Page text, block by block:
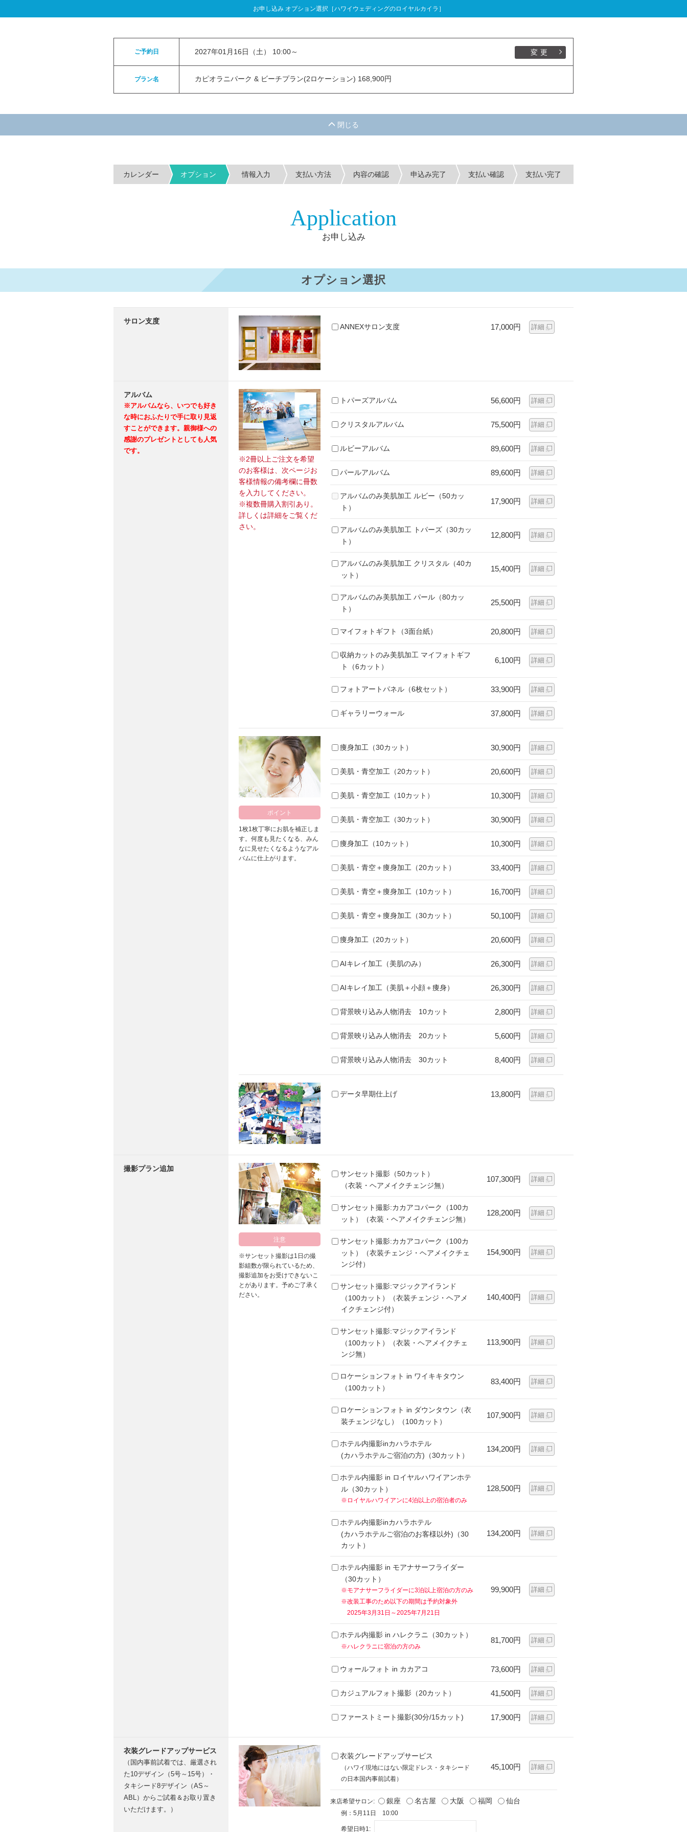
お申し込み オプション選択
お申し込み オプション選択［ハワイウェディングのロイヤルカイラ］
ご予約日 2027年01月16日（土） 10:00～ 変更
プラン名 カピオラニパーク & ビーチプラン(2ロケーション) 168,900円
カレンダー オプション 情報入力 支払い方法 内容の確認 申込み完了 支払い確認 支払い完了
Application
お申し込み
オプション選択
サロン支度
ANNEXサロン支度 17,000円 詳細
アルバム
※アルバムなら、いつでも好き
な時におふたりで手に取り見返
すことができます。親御様への
感謝のプレゼントとしても人気
です。
※2冊以上ご注文を希望
のお客様は、次ページお
客様情報の備考欄に冊数
を入力してください。
※複数冊購入割引あり。
詳しくは詳細をご覧くだ
さい。
トパーズアルバム 56,600円 詳細
クリスタルアルバム 75,500円 詳細
ルビーアルバム 89,600円 詳細
パールアルバム 89,600円 詳細
アルバムのみ美肌加工 ルビー（50カッ
ト）
17,900円 詳細
アルバムのみ美肌加工 トパーズ（30カッ
ト）
12,800円 詳細
アルバムのみ美肌加工 クリスタル（40カ
ット）
15,400円 詳細
アルバムのみ美肌加工 パール（80カッ
ト）
25,500円 詳細
マイフォトギフト（3面台紙） 20,800円 詳細
収納カットのみ美肌加工 マイフォトギフ
ト（6カット）
6,100円 詳細
フォトアートパネル（6枚セット） 33,900円 詳細
ギャラリーウォール 37,800円 詳細
1枚1枚丁寧にお肌を補正しま
す。何度も見たくなる、みん
なに見せたくなるようなアル
バムに仕上がります。
痩身加工（30カット） 30,900円 詳細
美肌・青空加工（20カット） 20,600円 詳細
美肌・青空加工（10カット） 10,300円 詳細
美肌・青空加工（30カット） 30,900円 詳細
痩身加工（10カット） 10,300円 詳細
美肌・青空＋痩身加工（20カット） 33,400円 詳細
美肌・青空＋痩身加工（10カット） 16,700円 詳細
美肌・青空＋痩身加工（30カット） 50,100円 詳細
痩身加工（20カット） 20,600円 詳細
AIキレイ加工（美肌のみ） 26,300円 詳細
AIキレイ加工（美肌＋小顔＋痩身） 26,300円 詳細
背景映り込み人物消去 10カット 2,800円 詳細
背景映り込み人物消去 20カット 5,600円 詳細
背景映り込み人物消去 30カット 8,400円 詳細
データ早期仕上げ 13,800円 詳細
撮影プラン追加
※サンセット撮影は1日の撮
影組数が限られているため、
撮影追加をお受けできないこ
とがあります。予めご了承く
ださい。
サンセット撮影（50カット）
（衣装・ヘアメイクチェンジ無）
107,300円 詳細
サンセット撮影:カカアコパーク（100カ
ット）（衣装・ヘアメイクチェンジ無）
128,200円 詳細
サンセット撮影:カカアコパーク（100カ
ット）（衣装チェンジ・ヘアメイクチェ
ンジ付）
154,900円 詳細
サンセット撮影:マジックアイランド
（100カット）（衣装チェンジ・ヘアメ
イクチェンジ付）
140,400円 詳細
サンセット撮影:マジックアイランド
（100カット）（衣装・ヘアメイクチェ
ンジ無）
113,900円 詳細
ロケーションフォト in ワイキキタウン
（100カット）
83,400円 詳細
ロケーションフォト in ダウンタウン（衣
装チェンジなし）（100カット）
107,900円 詳細
ホテル内撮影inカハラホテル
(カハラホテルご宿泊の方)（30カット）
134,200円 詳細
ホテル内撮影 in ロイヤルハワイアンホテ
ル（30カット）
※ロイヤルハワイアンに4泊以上の宿泊者のみ
128,500円 詳細
ホテル内撮影inカハラホテル
(カハラホテルご宿泊のお客様以外)（30
カット）
134,200円 詳細
ホテル内撮影 in モアナサーフライダー
（30カット）
※モアナサーフライダーに3泊以上宿泊の方のみ
※改装工事のため以下の期間は予約対象外
2025年3月31日～2025年7月21日
99,900円 詳細
ホテル内撮影 in ハレクラニ（30カット）
※ハレクラニに宿泊の方のみ
81,700円 詳細
ウォールフォト in カカアコ 73,600円 詳細
カジュアルフォト撮影（20カット） 41,500円 詳細
ファーストミート撮影(30分/15カット) 17,900円 詳細
衣装グレードアップサービス
（国内事前試着では、厳選され
た10デザイン（5号～15号）・
タキシード8デザイン（AS～
ABL）からご試着＆お取り置き
いただけます。）
衣装グレードアップサービス
（ハワイ現地にはない限定ドレス・タキシード
の日本国内事前試着）
45,100円 詳細
来店希望サロン: 銀座 名古屋 大阪 福岡 仙台
例：5月11日 10:00
希望日時1: